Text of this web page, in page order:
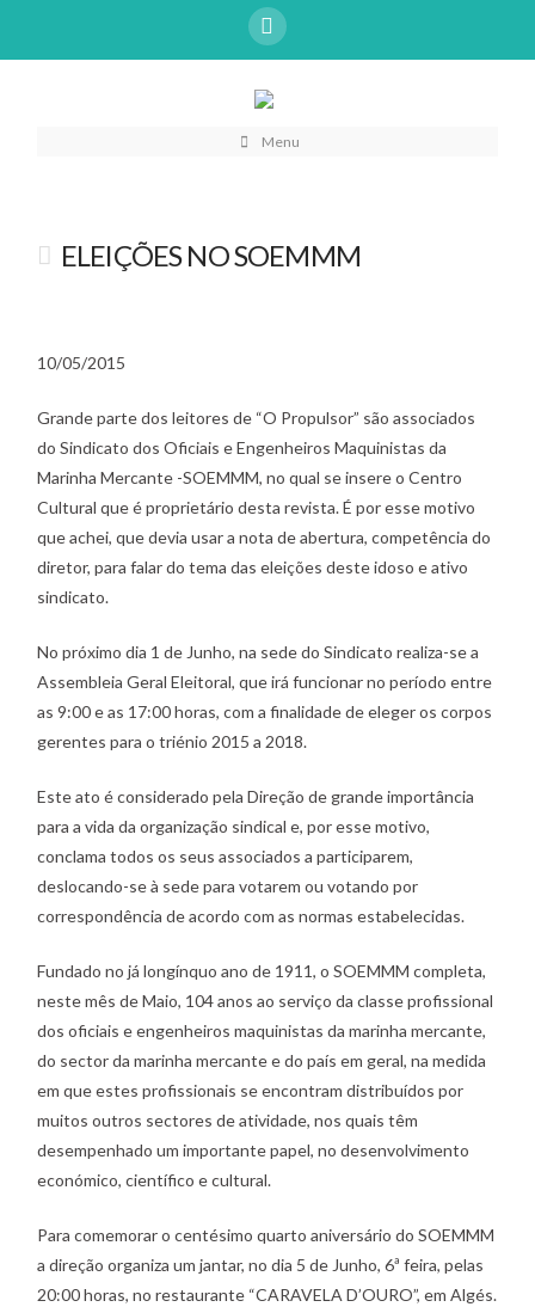
Menu
ELEIÇÕES NO SOEMMM
10/05/2015
Grande parte dos leitores de “O Propulsor” são associados
do Sindicato dos Oficiais e Engenheiros Maquinistas da
Marinha Mercante -SOEMMM, no qual se insere o Centro
Cultural que é proprietário desta revista. É por esse motivo
que achei, que devia usar a nota de abertura, competência do
diretor, para falar do tema das eleições deste idoso e ativo
sindicato.
No próximo dia 1 de Junho, na sede do Sindicato realiza-se a
Assembleia Geral Eleitoral, que irá funcionar no período entre
as 9:00 e as 17:00 horas, com a finalidade de eleger os corpos
gerentes para o triénio 2015 a 2018.
Este ato é considerado pela Direção de grande importância
para a vida da organização sindical e, por esse motivo,
conclama todos os seus associados a participarem,
deslocando-se à sede para votarem ou votando por
correspondência de acordo com as normas estabelecidas.
Fundado no já longínquo ano de 1911, o SOEMMM completa,
neste mês de Maio, 104 anos ao serviço da classe profissional
dos oficiais e engenheiros maquinistas da marinha mercante,
do sector da marinha mercante e do país em geral, na medida
em que estes profissionais se encontram distribuídos por
muitos outros sectores de atividade, nos quais têm
desempenhado um importante papel, no desenvolvimento
económico, científico e cultural.
Para comemorar o centésimo quarto aniversário do SOEMMM
a direção organiza um jantar, no dia 5 de Junho, 6ª feira, pelas
20:00 horas, no restaurante “CARAVELA D’OURO”, em Algés.